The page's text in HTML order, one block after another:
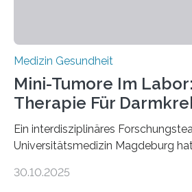
Medizin Gesundheit
Mini-Tumore Im
Therapie Für
Ein interdisziplinäres
Universitätsmedizin Magdeburg
behandelt werden kann. In ihrer
30.10.2025